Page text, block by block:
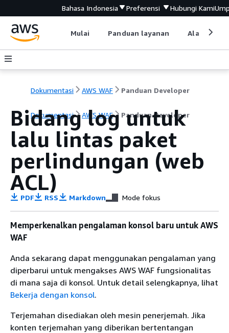
Bahasa Indonesia Preferensi Hubungi Kami
Mulai Panduan layanan Alat
Dokumentasi AWS WAF Panduan Developer
Dokumentasi AWS WAF Panduan Developer
Bidang log untuk
lalu lintas paket
perlindungan (web
ACL)
PDF RSS Markdown Mode fokus
Memperkenalkan pengalaman konsol baru untuk AWS
WAF
Anda sekarang dapat menggunakan pengalaman yang
diperbarui untuk mengakses AWS WAF fungsionalitas
di mana saja di konsol. Untuk detail selengkapnya, lihat
Bekerja dengan konsol.
Terjemahan disediakan oleh mesin penerjemah. Jika
konten terjemahan yang diberikan bertentangan